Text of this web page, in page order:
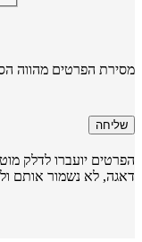
הפרטים מהווה
שליחה
יועברו לדלק
לא נשמור אותם